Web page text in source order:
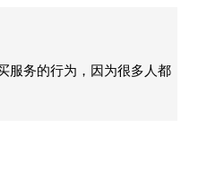
服务的行为，因为很多人都